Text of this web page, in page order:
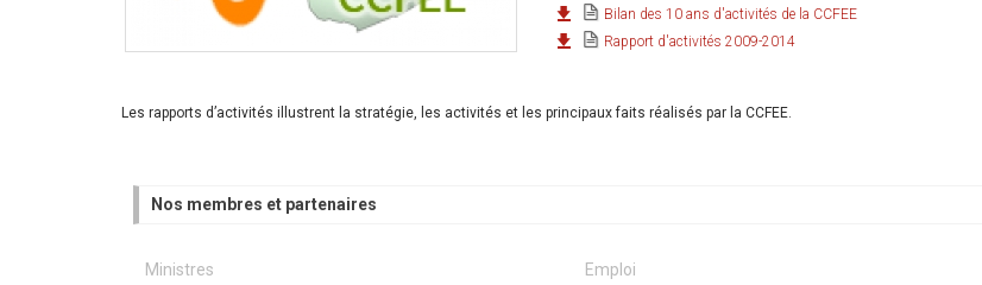
Bilan des 10 ans d'activités de la CCFEE
Rapport d'activités 2009-2014
Les rapports d’activités illustrent la stratégie, les activités et les principaux faits réalisés par la CCFEE.
Nos membres et partenaires
Ministres
Emploi